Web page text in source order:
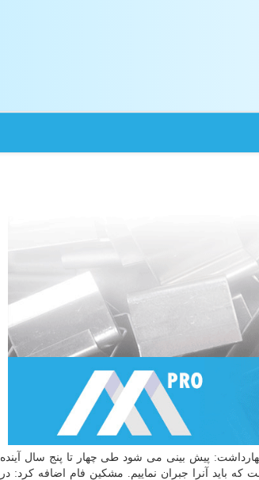
پیش بینی می شود طی چهار تا پنج سال آینده
تولید خواهیم داشت كه باید آنرا جبران نماییم. مشكین فام اضافه كرد: در